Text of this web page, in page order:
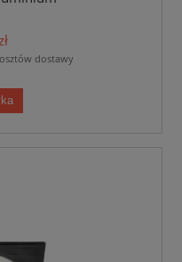
dostawy